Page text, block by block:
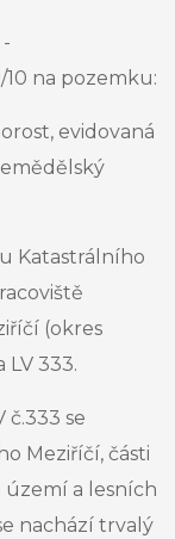
na pozemku:
evidovaná
Katastrálního
(okres
LV 333.
č.333 se
Meziříčí, části
území a lesních
nachází trvalý